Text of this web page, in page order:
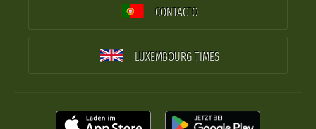
CONTACTO
LUXEMBOURG TIMES